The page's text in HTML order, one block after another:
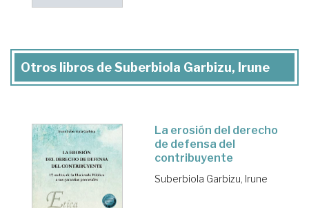
Otros libros de Suberbiola Garbizu, Irune
La erosión del derecho
de defensa del
contribuyente
Suberbiola Garbizu, Irune